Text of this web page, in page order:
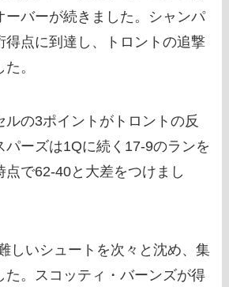
ーバーが続きました。シャンパ
得点に到達し、トロントの追撃
。
ルの3ポイントがトロントの反
パーズは1Qに続く17-9のランを
点で62-40と大差をつけまし
しいシュートを次々と沈め、集
た。スコッティ・バーンズが得